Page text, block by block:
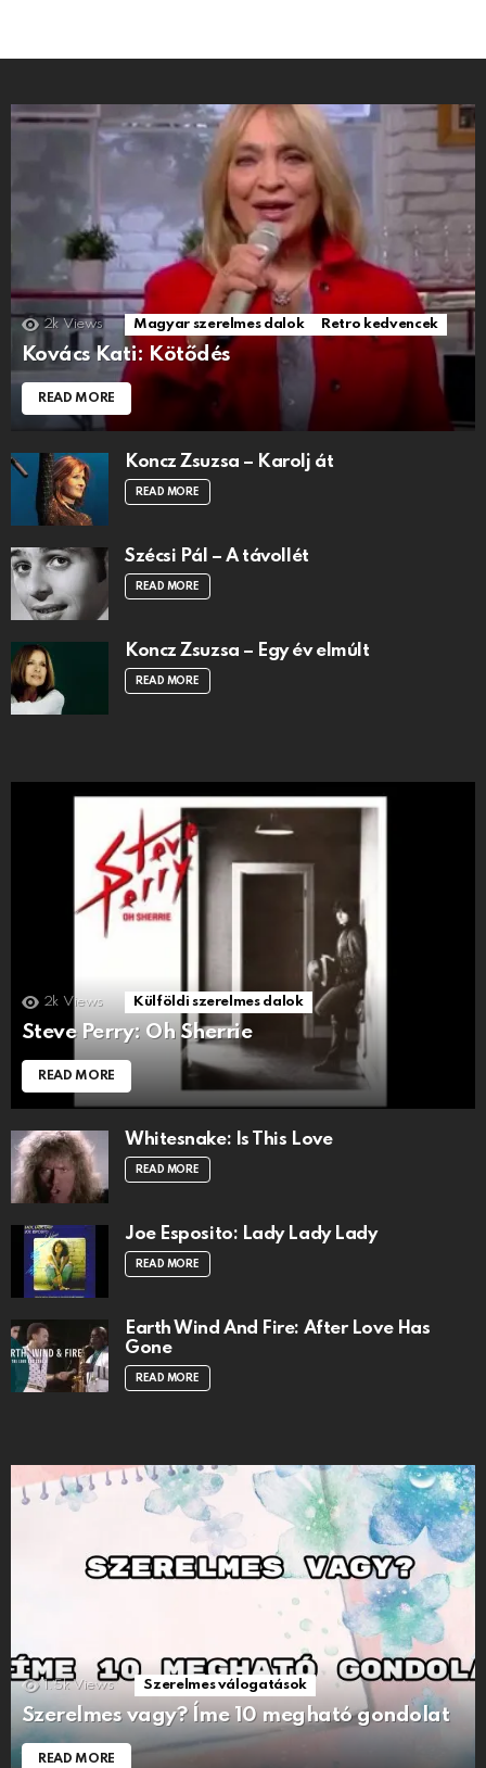
2k Views Magyar szerelmes dalok Retro kedvencek
Kovács Kati: Kötődés
READ MORE
Koncz Zsuzsa – Karolj át
READ MORE
Szécsi Pál – A távollét
READ MORE
Koncz Zsuzsa – Egy év elmúlt
READ MORE
2k Views Külföldi szerelmes dalok
Steve Perry: Oh Sherrie
READ MORE
Whitesnake: Is This Love
READ MORE
Joe Esposito: Lady Lady Lady
READ MORE
Earth Wind And Fire: After Love Has
Gone
READ MORE
1.5k Views Szerelmes válogatások
Szerelmes vagy? Íme 10 megható gondolat
READ MORE